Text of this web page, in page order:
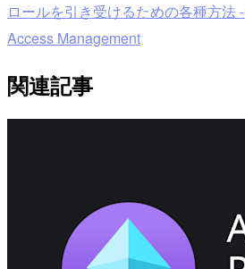
ロールを引き受けるための各種方法
Access Management
関連記事